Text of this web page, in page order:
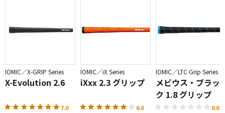
IOMIC／X-GRIP Series
X-Evolution 2.6
7.0
IOMIC／iX Series
iXxx 2.3 グリップ
6.0
IOMIC／LTC Grip Series
メビウス・ブラッ
ク 1.8 グリップ
0.0